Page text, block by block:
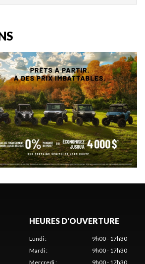
HEURES D'OUVERTURE
Lundi:
9h00 - 17h30
Mardi:
9h00 - 17h30
Mercredi: 9h00 - 17h30